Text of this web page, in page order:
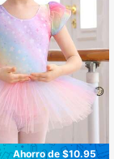
Ahorro de $10.95